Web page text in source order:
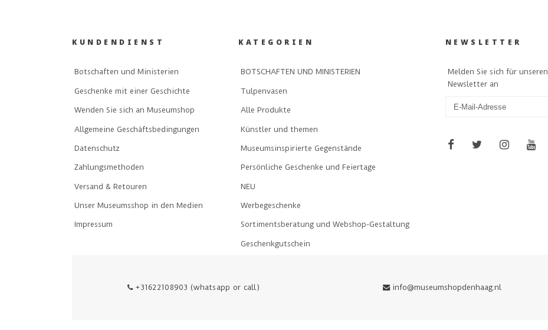
KUNDENDIENST
Botschaften und Ministerien
Geschenke mit einer Geschichte
Wenden Sie sich an Museumshop
Allgemeine Geschäftsbedingungen
Datenschutz
Zahlungsmethoden
Versand & Retouren
Unser Museumsshop in den Medien
Impressum
KATEGORIEN
BOTSCHAFTEN UND MINISTERIEN
Tulpenvasen
Alle Produkte
Künstler und themen
Museumsinspirierte Gegenstände
Persönliche Geschenke und Feiertage
NEU
Werbegeschenke
Sortimentsberatung und Webshop-Gestaltung
Geschenkgutschein
NEWSLETTER
Melden Sie sich für unseren
Newsletter an
+31622108903 (whatsapp or call) info@museumshopdenhaag.nl